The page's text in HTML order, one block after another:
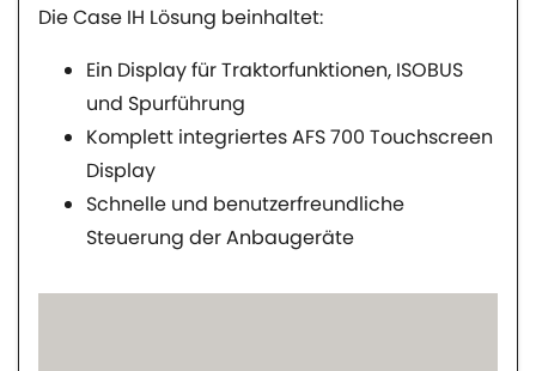
Die Case IH Lösung beinhaltet:
Ein Display für Traktorfunktionen, ISOBUS
und Spurführung
Komplett integriertes AFS 700 Touchscreen
Display
Schnelle und benutzerfreundliche
Steuerung der Anbaugeräte